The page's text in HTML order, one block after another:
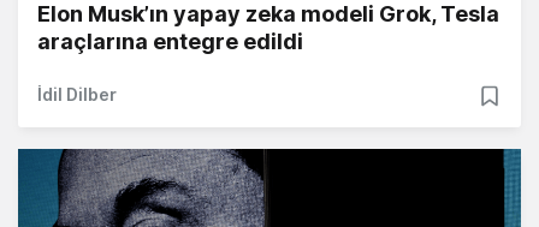
Elon Musk’ın yapay zeka modeli Grok, Tesla
araçlarına entegre edildi
İdil Dilber